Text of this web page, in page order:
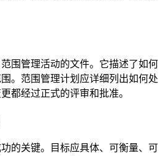
围管理活动的文件。它描述了如何
。范围管理计划应详细列出如何处
都经过正式的评审和批准。
的关键。目标应具体、可衡量、可